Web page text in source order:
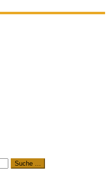
Suche …